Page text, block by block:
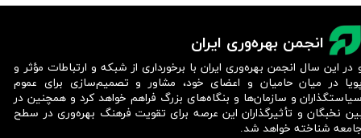
انجمن بهره‌وری ایران
در این سال انجمن بهره‌وری ایران با برخورداری از شبکه و ارتباطات مؤثر و
در میان حامیان و اعضای خود، مشاور و تصمیم‌سازی برای عموم
و سازمان‌ها و بنگاه‌های بزرگ فراهم خواهد کرد و همچنین در
نخبگان و تأثیرگذاران این عرصه برای تقویت فرهنگ بهره‌وری در سطح
شناخته خواهد شد.​​​​​​​